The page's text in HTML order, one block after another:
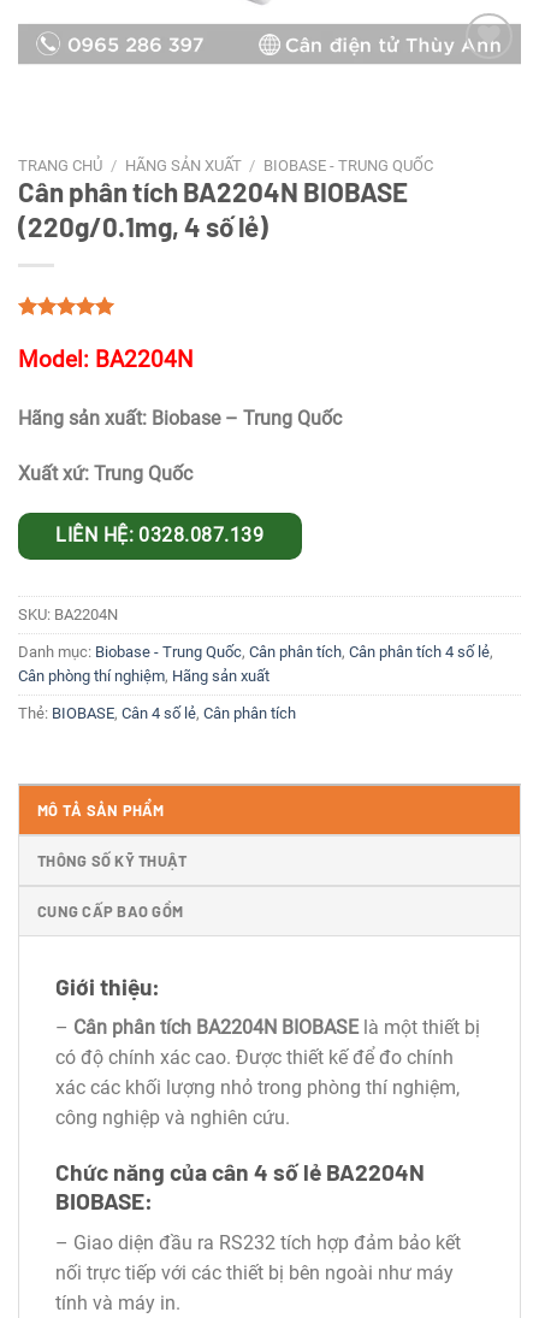
TRANG CHỦ / HÃNG SẢN XUẤT / BIOBASE - TRUNG QUỐC
Cân phân tích BA2204N BIOBASE
(220g/0.1mg, 4 số lẻ)
Model: BA2204N
Hãng sản xuất: Biobase – Trung Quốc
Xuất xứ: Trung Quốc
LIÊN HỆ: 0328.087.139
SKU: BA2204N
Danh mục: Biobase - Trung Quốc, Cân phân tích, Cân phân tích 4 số lẻ,
Cân phòng thí nghiệm, Hãng sản xuất
Thẻ: BIOBASE, Cân 4 số lẻ, Cân phân tích
MÔ TẢ SẢN PHẨM
THÔNG SỐ KỸ THUẬT
CUNG CẤP BAO GỒM
Giới thiệu:
– Cân phân tích BA2204N BIOBASElà một thiết bị
có độ chính xác cao. Được thiết kế để đo chính
xác các khối lượng nhỏ trong phòng thí nghiệm,
công nghiệp và nghiên cứu.
Chức năng của cân 4 số lẻ BA2204N
BIOBASE:
– Giao diện đầu ra RS232 tích hợp đảm bảo kết
nối trực tiếp với các thiết bị bên ngoài như máy
tính và máy in.